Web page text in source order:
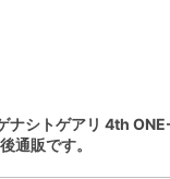
シトゲアリ 4th
通販です。